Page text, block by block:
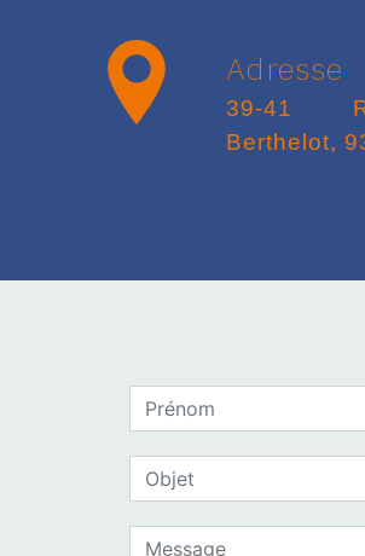
Adresse
39-41 Rue Marcelin
Berthelot,